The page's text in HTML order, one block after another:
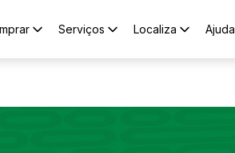
Serviços Localiza Ajuda